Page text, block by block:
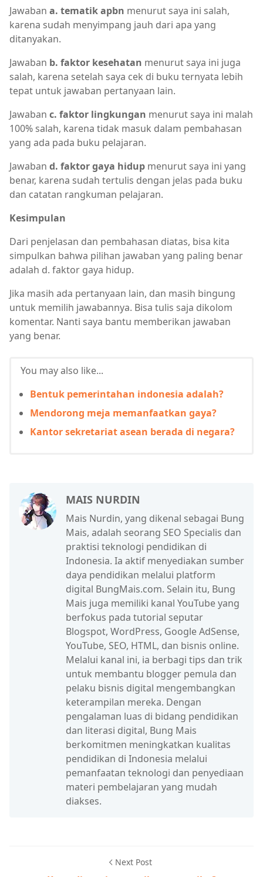
Jawaban a. tematik apbn menurut saya ini salah,
karena sudah menyimpang jauh dari apa yang
ditanyakan.
Jawaban b. faktor kesehatan menurut saya ini juga
salah, karena setelah saya cek di buku ternyata lebih
tepat untuk jawaban pertanyaan lain.
Jawaban c. faktor lingkungan menurut saya ini malah
100% salah, karena tidak masuk dalam pembahasan
yang ada pada buku pelajaran.
Jawaban d. faktor gaya hidup menurut saya ini yang
benar, karena sudah tertulis dengan jelas pada buku
dan catatan rangkuman pelajaran.
Kesimpulan
Dari penjelasan dan pembahasan diatas, bisa kita
simpulkan bahwa pilihan jawaban yang paling benar
adalah d. faktor gaya hidup.
Jika masih ada pertanyaan lain, dan masih bingung
untuk memilih jawabannya. Bisa tulis saja dikolom
komentar. Nanti saya bantu memberikan jawaban
yang benar.
You may also like...
Bentuk pemerintahan indonesia adalah?
Mendorong meja memanfaatkan gaya?
Kantor sekretariat asean berada di negara?
MAIS NURDIN
Mais Nurdin, yang dikenal sebagai Bung
Mais, adalah seorang SEO Specialis dan
praktisi teknologi pendidikan di
Indonesia. Ia aktif menyediakan sumber
daya pendidikan melalui platform
digital BungMais.com. Selain itu, Bung
Mais juga memiliki kanal YouTube yang
berfokus pada tutorial seputar
Blogspot, WordPress, Google AdSense,
YouTube, SEO, HTML, dan bisnis online.
Melalui kanal ini, ia berbagi tips dan trik
untuk membantu blogger pemula dan
pelaku bisnis digital mengembangkan
keterampilan mereka. Dengan
pengalaman luas di bidang pendidikan
dan literasi digital, Bung Mais
berkomitmen meningkatkan kualitas
pendidikan di Indonesia melalui
pemanfaatan teknologi dan penyediaan
materi pembelajaran yang mudah
diakses.
Next Post